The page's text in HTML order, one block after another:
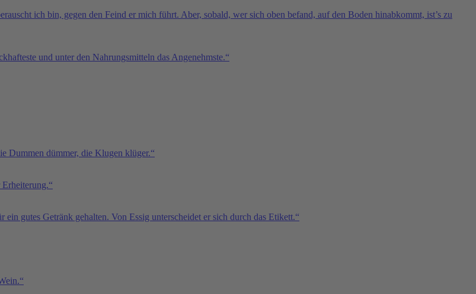
ich bin, gegen den Feind er mich führt. Aber, sobald, wer sich oben befand, auf den Boden hinabkommt, ist’s zu
und unter den Nahrungsmitteln das Angenehmste.“
Dummen dümmer, die Klugen klüger.“
gutes Getränk gehalten. Von Essig unterscheidet er sich durch das Etikett.“